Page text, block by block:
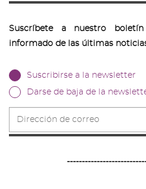
Suscríbete a nuestro
informado de las últimas
Suscribirse a la newsletter
Darse de baja de la
de
correo